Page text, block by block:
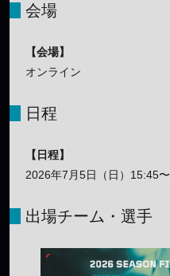
会場
【会場】
オンライン
日程
【日程】
2026年7月5日（日）15:45〜
出場チーム・選手